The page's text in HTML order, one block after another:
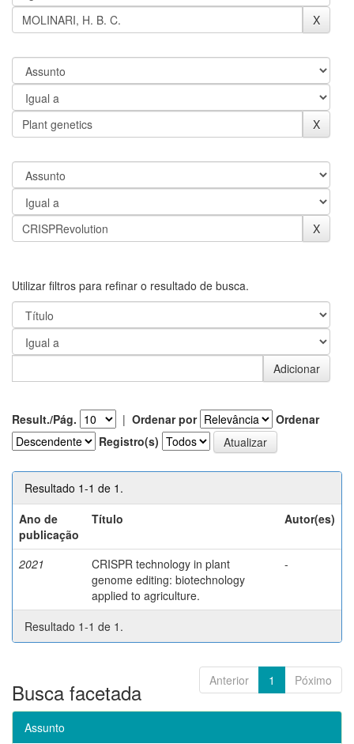
Utilizar filtros para refinar o resultado de busca.
Result./Pág. | Ordenar por
Ordenar
Registro(s)
Resultado 1-1 de 1.
Ano de
publicação
Título Autor(es)
2021
CRISPR technology in plant
genome editing: biotechnology
applied to agriculture.
-
Resultado 1-1 de 1.
Anterior 1 Póximo
Busca facetada
Assunto